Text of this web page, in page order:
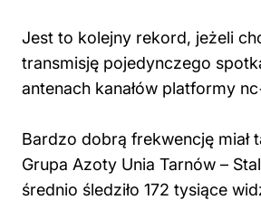
Jest to kolejny rekord, jeżeli
transmisję pojedynczego
antenach kanałów platformy
Bardzo dobrą frekwencję miał
Grupa Azoty Unia Tarnów –
średnio śledziło 172 tysiące